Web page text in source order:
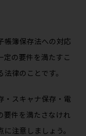
帳簿保存法への対応
定の要件を満たすこ
律のことです。
・スキャナ保存・電
要件を満たさなけれ
注意しましょう。